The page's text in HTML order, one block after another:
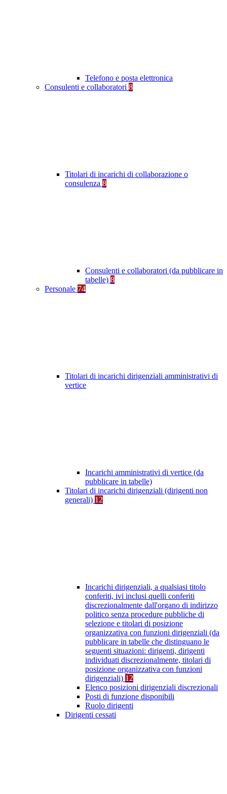
Telefono e posta elettronica
Consulenti e collaboratori 8
Titolari di incarichi di collaborazione o
consulenza 8
Consulenti e collaboratori (da pubblicare in
tabelle) 8
Personale 74
Titolari di incarichi dirigenziali amministrativi di
vertice
Incarichi amministrativi di vertice (da
pubblicare in tabelle)
Titolari di incarichi dirigenziali (dirigenti non
generali) 12
Incarichi dirigenziali, a qualsiasi titolo
conferiti, ivi inclusi quelli conferiti
discrezionalmente dall'organo di indirizzo
politico senza procedure pubbliche di
selezione e titolari di posizione
organizzativa con funzioni dirigenziali (da
pubblicare in tabelle che distinguano le
seguenti situazioni: dirigenti, dirigenti
individuati discrezionalmente, titolari di
posizione organizzativa con funzioni
dirigenziali) 12
Elenco posizioni dirigenziali discrezionali
Posti di funzione disponibili
Ruolo dirigenti
Dirigenti cessati